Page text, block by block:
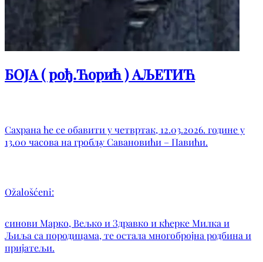
БОЈА ( рођ.Ћорић ) АЉЕТИЋ
Сахрана ће се обавити у четвртак, 12.03.2026. године у
13.00 часова на гробљу Савановићи – Павићи.
Ožalošćeni:
синови Марко, Вељко и Здравко и кћерке Милка и
Љиља са породицама, те остала многобројна родбина и
пријатељи.